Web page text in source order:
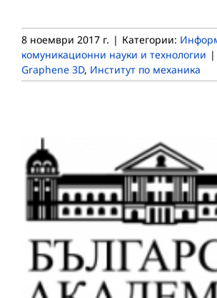
8 ноември 2017 г. | Категории:
комуникационни науки и технологии |
Graphene 3D, Институт по механика